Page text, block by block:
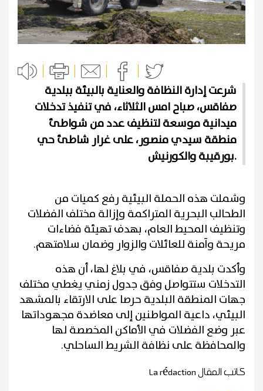
شرعت إدارة النظافة والعناية بالبيئة ببلدية
صفاقس، صباح امس الثلاثاء، في تنفيذ تدخلات
ميدانية موسعة لتنظيف عدد من شواطئ
منطقة سيدي منصور، على غرار شاطئ حي
بورقيبة والكورنيش.
وشملت هذه الحملة البيئية رفع كميات من
الطحالب البحرية المتراكمة وإزالة مختلف الفضلات
وتنظيف المحيط العام، بهدف تهيئة فضاءات
مريحة وآمنة للعائلات والزوار وضمان سلامتهم.
وأكدت بلدية صفاقس، في بلاغ لها، أن هذه
التدخلات ستتواصل وفق جدول زمني يغطي مختلف
جهات المنطقة البلدية حرصا على الارتقاء بالمشهد
البيئي، داعية المواطنين إلى معاضدة مجهوداتها
عبر وضع الفضلات في الأماكن المخصصة لها
والمحافظة على نظافة الشريط الساحلي.
كاتب المقالLa rédaction